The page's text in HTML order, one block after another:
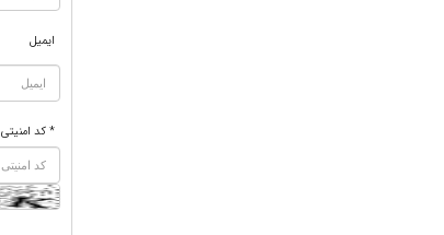
ایمیل
* کد امنیتی